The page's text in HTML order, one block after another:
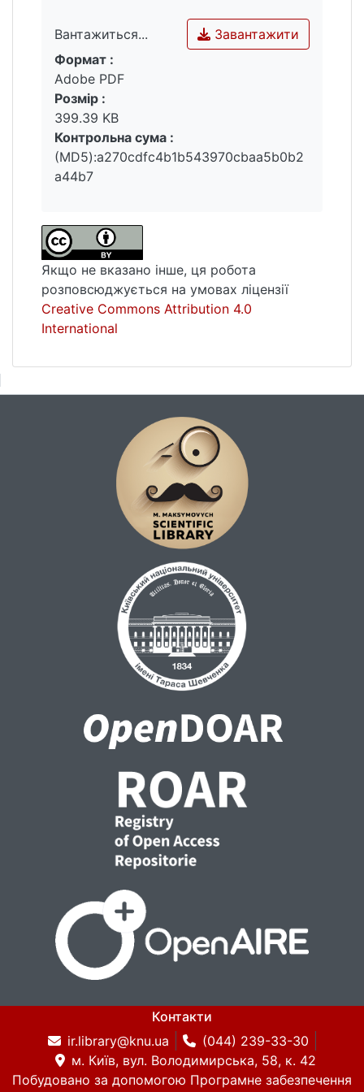
звести кінці з кінцями в умовах намагання
влади Російської імперії вирішити
“єврейське питання”, у тому числі шляхом
обмежень і заборон, що стосувались
економічної діяльності. Виняток становили
нечисельні представники торгово-
промислових і банківських кіл.
Ключові слова: євреї, економіка,
національна політика, економічний
DOI: https://doi.org/10.17721/1728-
2640.2023.157.5
Вантажиться...
Вантажиться...
Завантажити
Формат :
Adobe PDF
Розмір :
399.39 KB
Контрольна сума :
(MD5):a270cdfc4b1b543970cbaa5b0b2
a44b7
Якщо не вказано інше, ця робота
розповсюджується на умовах ліцензії
Creative Commons Attribution 4.0
International
Контакти
ir.library@knu.ua
(044) 239-33-30
м. Київ, вул. Володимирська, 58, к. 42
Побудовано за допомогою Програмне забезпечення